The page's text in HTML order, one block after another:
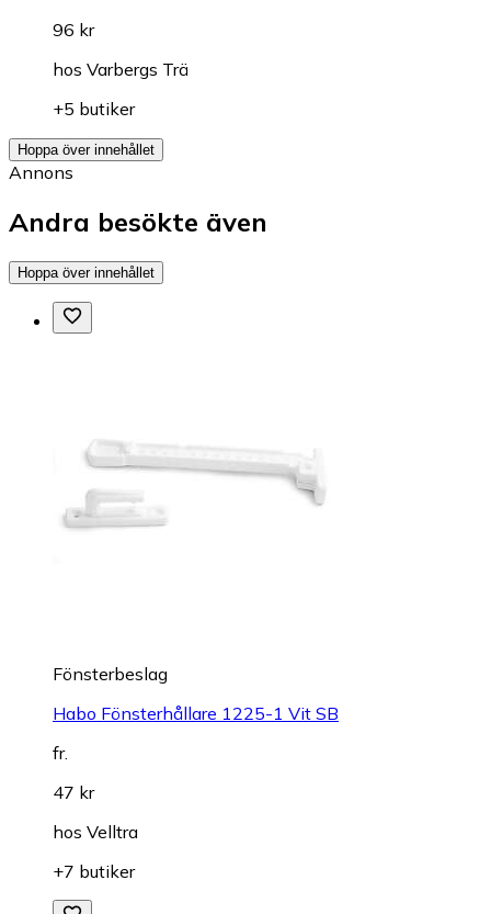
96 kr
hos Varbergs Trä
+5 butiker
Hoppa över innehållet
Annons
Andra besökte även
Hoppa över innehållet
Fönsterbeslag
Habo Fönsterhållare 1225-1 Vit SB
fr.
47 kr
hos Velltra
+7 butiker